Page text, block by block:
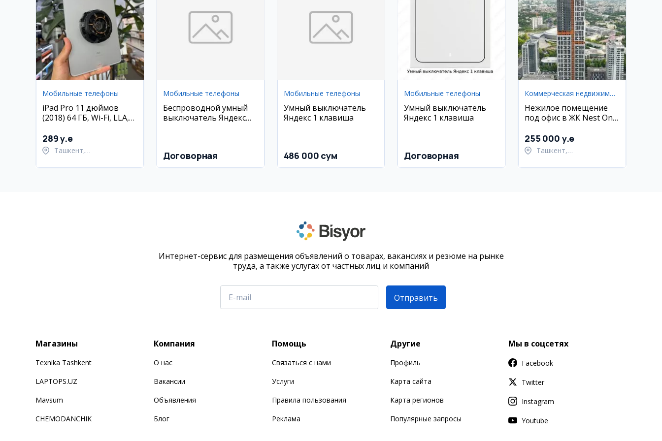
Мобильные телефоны
iPad Pro 11 дюймов
(2018) 64 ГБ, Wi-Fi, LLA,
289 y.e
Ташкент,
Мобильные телефоны
Беспроводной умный
выключатель Яндекс
Договорная
Мобильные телефоны
Умный выключатель
Яндекс 1 клавиша
486 000 сум
Мобильные телефоны
Умный выключатель
Яндекс 1 клавиша
Договорная
Коммерческая недвижимость
Нежилое помещение
под офис в ЖК Nest One
56 кв.м
255 000 y.e
Ташкент,
Интернет-сервис для размещения объявлений о товарах, вакансиях и резюме на рынке
труда, а также услугах от частных лиц и компаний
Отправить
Магазины
Texnika Tashkent
LAPTOPS.UZ
Mavsum
CHEMODANCHIK
Компания
О нас
Вакансии
Объявления
Блог
Помощь
Связаться с нами
Услуги
Правила пользования
Реклама
Другие
Профиль
Карта сайта
Карта регионов
Популярные запросы
Мы в соцсетях
Facebook
Twitter
Instagram
Youtube